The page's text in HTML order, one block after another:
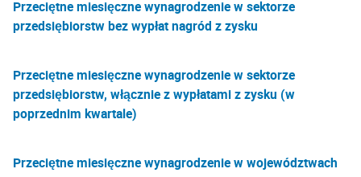
Przeciętne miesięczne wynagrodzenie w sektorze
przedsiębiorstw bez wypłat nagród z zysku
Przeciętne miesięczne wynagrodzenie w sektorze
przedsiębiorstw, włącznie z wypłatami z zysku (w
poprzednim kwartale)
Przeciętne miesięczne wynagrodzenie w województwach